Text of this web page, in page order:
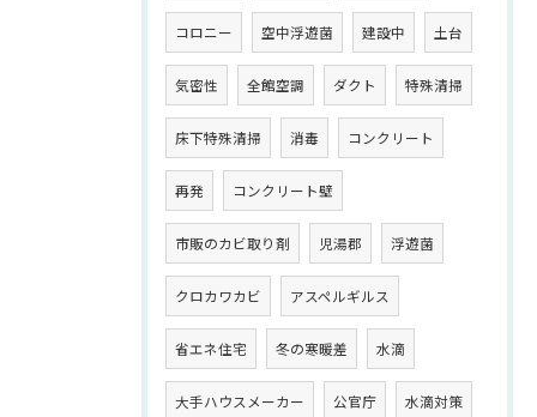
コロニー 空中浮遊菌 建設中 土台
気密性 全館空調 ダクト 特殊清掃
床下特殊清掃 消毒 コンクリート
再発 コンクリート壁
市販のカビ取り剤 児湯郡 浮遊菌
クロカワカビ アスペルギルス
省エネ住宅 冬の寒暖差 水滴
大手ハウスメーカー 公官庁 水滴対策